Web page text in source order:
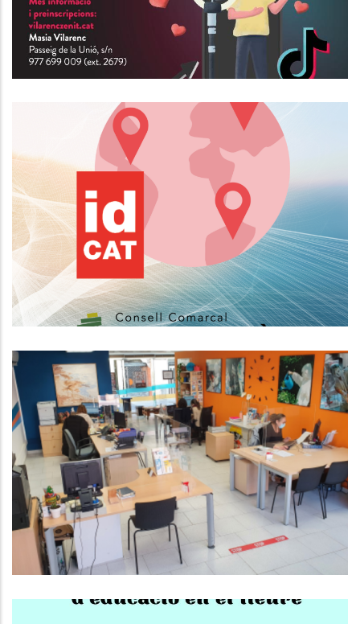
Nou Horari Del Servei D'expedició
De Certificats Electrònics IdCAT
EL CONSELL COMARCAL DEL BAIX
PENEDÈS DÓNA SERVEI ALS
MUNICIPIS EN L’ÀMBIT DE
L’HABITATGE I EL CONSUM
Altres